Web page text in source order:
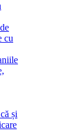
și